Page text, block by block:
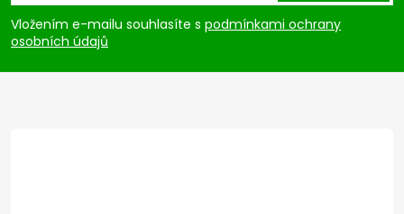
p
a
Vložením e-mailu souhlasíte s podmínkami ochrany
osobních údajů